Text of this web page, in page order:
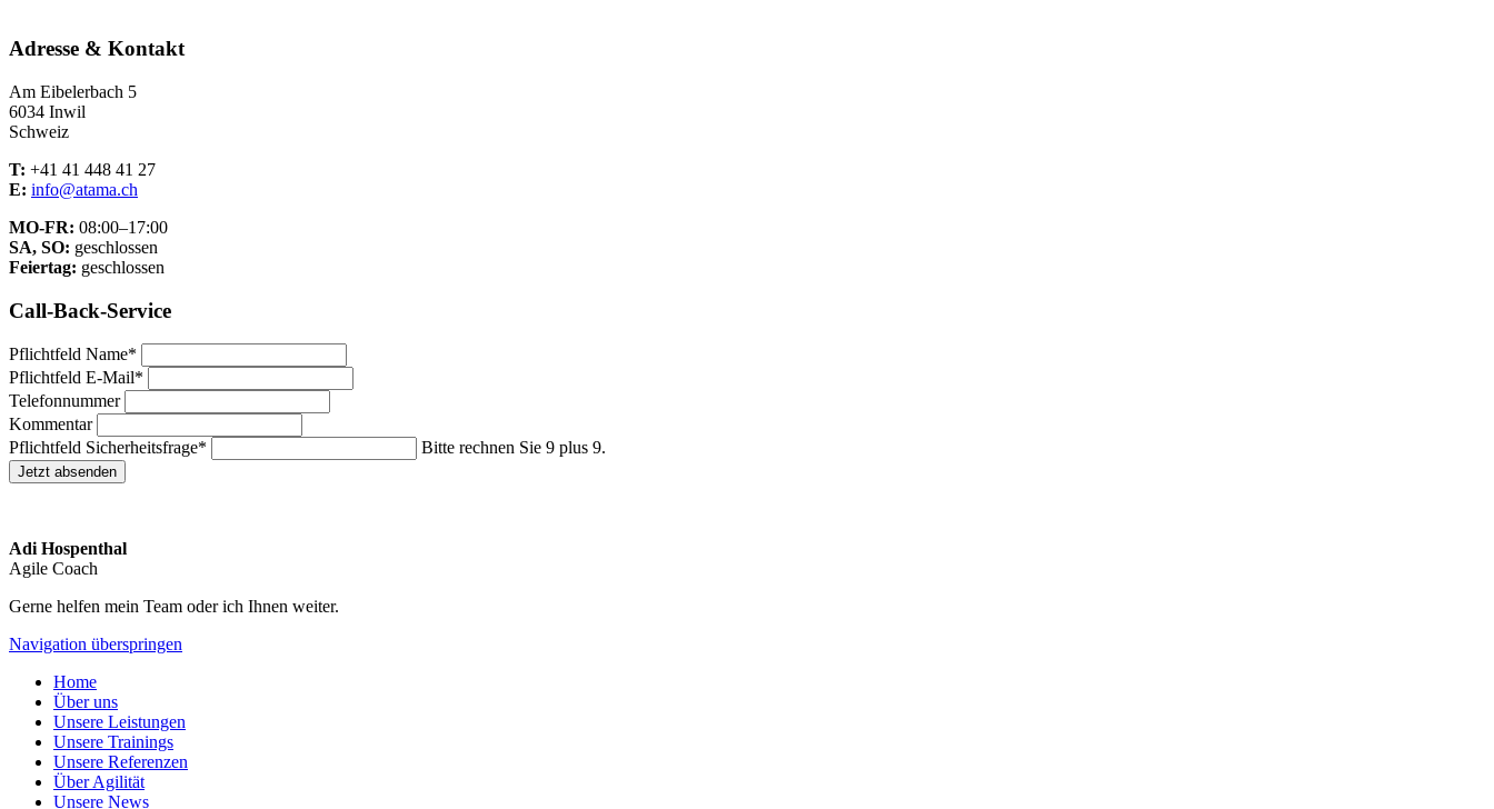
Adresse & Kontakt
Am Eibelerbach 5
6034 Inwil
Schweiz
T: +41 41 448 41 27
E: info@atama.ch
MO-FR: 08:00–17:00
SA, SO: geschlossen
Feiertag: geschlossen
Call-Back-Service
Pflichtfeld Name*
Pflichtfeld E-Mail*
Telefonnummer
Kommentar
Pflichtfeld Sicherheitsfrage* Bitte rechnen Sie 9 plus 9.
Jetzt absenden
Adi Hospenthal
Agile Coach
Gerne helfen mein Team oder ich Ihnen weiter.
Navigation überspringen
Home
Über uns
Unsere Leistungen
Unsere Trainings
Unsere Referenzen
Über Agilität
Unsere News